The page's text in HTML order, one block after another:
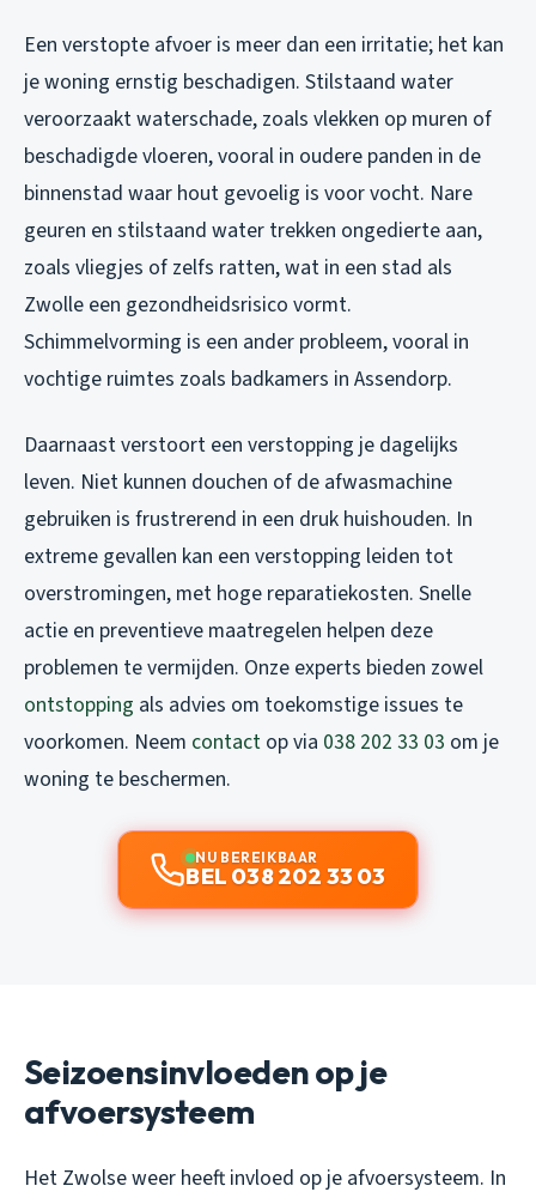
Een verstopte afvoer is meer dan een irritatie; het kan
je woning ernstig beschadigen. Stilstaand water
veroorzaakt waterschade, zoals vlekken op muren of
beschadigde vloeren, vooral in oudere panden in de
binnenstad waar hout gevoelig is voor vocht. Nare
geuren en stilstaand water trekken ongedierte aan,
zoals vliegjes of zelfs ratten, wat in een stad als
Zwolle een gezondheidsrisico vormt.
Schimmelvorming is een ander probleem, vooral in
vochtige ruimtes zoals badkamers in Assendorp.
Daarnaast verstoort een verstopping je dagelijks
leven. Niet kunnen douchen of de afwasmachine
gebruiken is frustrerend in een druk huishouden. In
extreme gevallen kan een verstopping leiden tot
overstromingen, met hoge reparatiekosten. Snelle
actie en preventieve maatregelen helpen deze
problemen te vermijden. Onze experts bieden zowel
ontstopping als advies om toekomstige issues te
voorkomen. Neem contact op via 038 202 33 03 om je
woning te beschermen.
NU BEREIKBAAR
BEL 038 202 33 03
Seizoensinvloeden op je
afvoersysteem
Het Zwolse weer heeft invloed op je afvoersysteem. In